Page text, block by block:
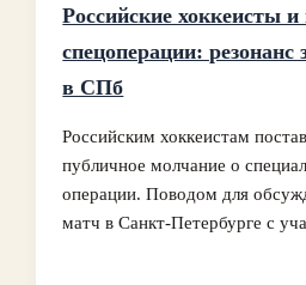
Российские хоккеисты
спецоперации: резонанс
в СПб
Российским хоккеистам
публичное молчание о
операции. Поводом для
матч в Санкт‑Петербурге с